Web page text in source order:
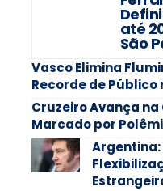
até
São
Vasco Elimina
Recorde de Público
Cruzeiro Avança
Marcado por
Argentina: